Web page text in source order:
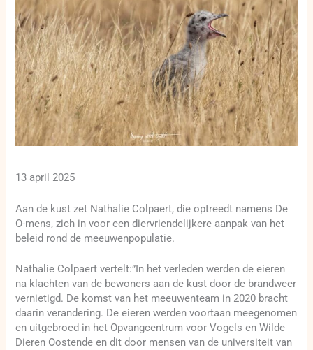
13 april 2025
Aan de kust zet Nathalie Colpaert, die optreedt namens De
O-mens, zich in voor een diervriendelijkere aanpak van het
beleid rond de meeuwenpopulatie.
Nathalie Colpaert vertelt:”In het verleden werden de eieren
na klachten van de bewoners aan de kust door de brandweer
vernietigd. De komst van het meeuwenteam in 2020 bracht
daarin verandering. De eieren werden voortaan meegenomen
en uitgebroed in het Opvangcentrum voor Vogels en Wilde
Dieren Oostende en dit door mensen van de universiteit van